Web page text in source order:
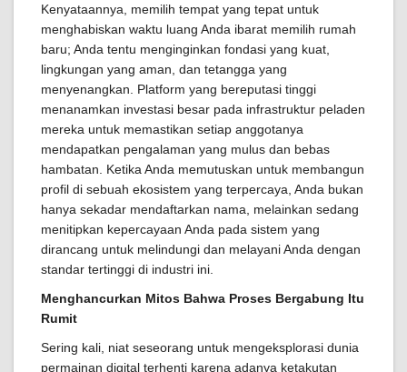
Kenyataannya, memilih tempat yang tepat untuk
menghabiskan waktu luang Anda ibarat memilih rumah
baru; Anda tentu menginginkan fondasi yang kuat,
lingkungan yang aman, dan tetangga yang
menyenangkan. Platform yang bereputasi tinggi
menanamkan investasi besar pada infrastruktur peladen
mereka untuk memastikan setiap anggotanya
mendapatkan pengalaman yang mulus dan bebas
hambatan. Ketika Anda memutuskan untuk membangun
profil di sebuah ekosistem yang terpercaya, Anda bukan
hanya sekadar mendaftarkan nama, melainkan sedang
menitipkan kepercayaan Anda pada sistem yang
dirancang untuk melindungi dan melayani Anda dengan
standar tertinggi di industri ini.
Menghancurkan Mitos Bahwa Proses Bergabung Itu
Rumit
Sering kali, niat seseorang untuk mengeksplorasi dunia
permainan digital terhenti karena adanya ketakutan